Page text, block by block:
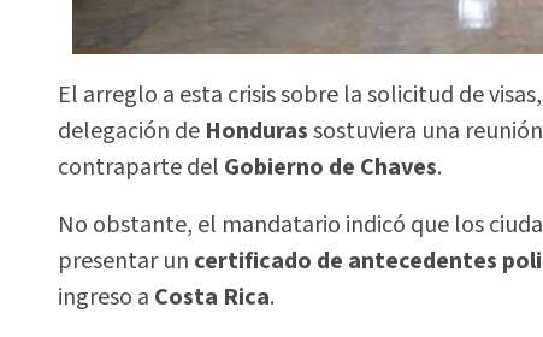
El arreglo a esta crisis sobre la solicitud de
delegación de Hondurassostuviera una
contraparte del Gobierno de Chaves.
No obstante, el mandatario indicó que los
presentar un certificado de antecedentes
ingreso a Costa Rica.